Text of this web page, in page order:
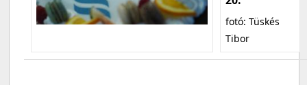
fotó: Tüskés
Tibor